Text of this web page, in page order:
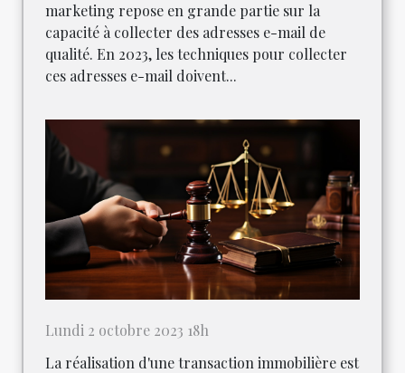
marketing repose en grande partie sur la
capacité à collecter des adresses e-mail de
qualité. En 2023, les techniques pour collecter
ces adresses e-mail doivent...
Lundi 2 octobre 2023 18h
La réalisation d'une transaction immobilière est